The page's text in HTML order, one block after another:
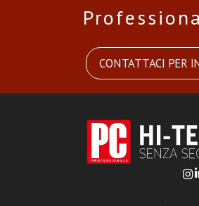
CONTATTACI PER